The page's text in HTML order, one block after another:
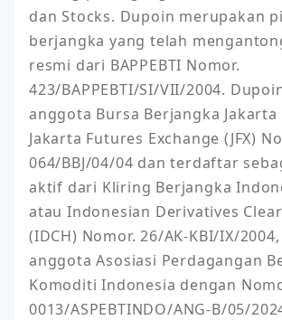
dan Stocks. Dupoin merupakan
berjangka yang telah
resmi dari BAPPEBTI Nomor.
423/BAPPEBTI/SI/VII/2004.
anggota Bursa Berjangka Jakarta
Jakarta Futures Exchange (JFX)
064/BBJ/04/04 dan terdaftar
aktif dari Kliring Berjangka
atau Indonesian Derivatives
(IDCH) Nomor. 26/AK-KBI/IX/
anggota Asosiasi Perdagangan
Komoditi Indonesia dengan
0013/ASPEBTINDO/ANG-B/05/